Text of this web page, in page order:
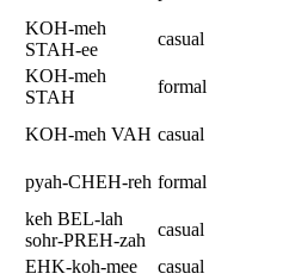
KOH-meh
STAH-ee
casual
KOH-meh
STAH
formal
KOH-meh VAH casual
pyah-CHEH-reh formal
keh BEL-lah
sohr-PREH-zah
casual
EHK-koh-mee
casual